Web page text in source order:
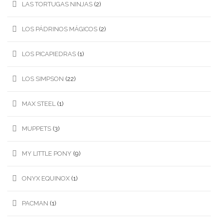
LAS TORTUGAS NINJAS (2)
LOS PÁDRINOS MÁGICOS (2)
LOS PICAPIEDRAS (1)
LOS SIMPSON (22)
MAX STEEL (1)
MUPPETS (3)
MY LITTLE PONY (9)
ONYX EQUINOX (1)
PACMAN (1)